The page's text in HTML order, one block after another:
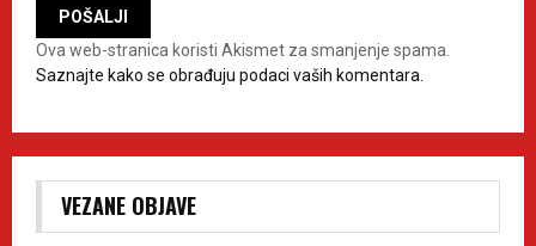
Ova web-stranica koristi Akismet za smanjenje spama.
Saznajte kako se obrađuju podaci vaših komentara.
VEZANE OBJAVE